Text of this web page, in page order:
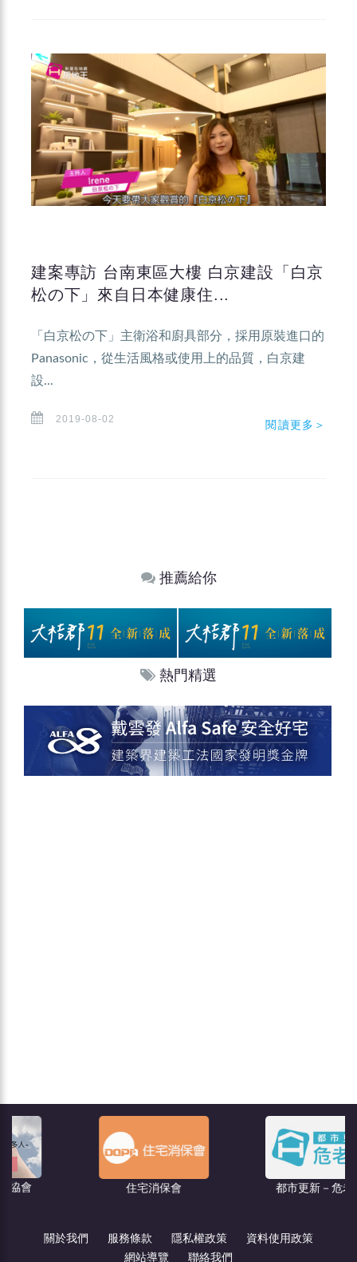
建案專訪 台南東區大樓 白京建設「白京
松の下」來自日本健康住...
「白京松の下」主衛浴和廚具部分，採用原裝進口的
Panasonic，從生活風格或使用上的品質，白京建
設...
2019-08-02 閱讀更多＞
推薦給你
熱門精選
都市更新－危老王
關於我們 服務條款 隱私權政策
資料使用政策
網站導覽
聯絡我們